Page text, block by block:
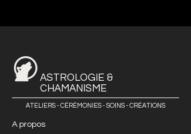
ASTROLOGIE &
CHAMANISME
ATELIERS - CÉRÉMONIES - SOINS - CRÉATIONS
A propos